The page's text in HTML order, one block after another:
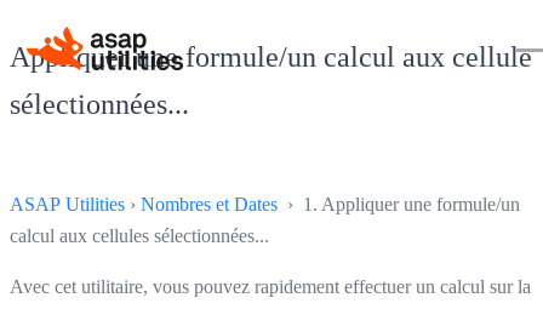
Appliquer une formule/un calcul aux cellules
sélectionnées...
ASAP Utilities › Nombres et Dates › 1. Appliquer une formule/un
calcul aux cellules sélectionnées...
Avec cet utilitaire, vous pouvez rapidement effectuer un calcul sur la